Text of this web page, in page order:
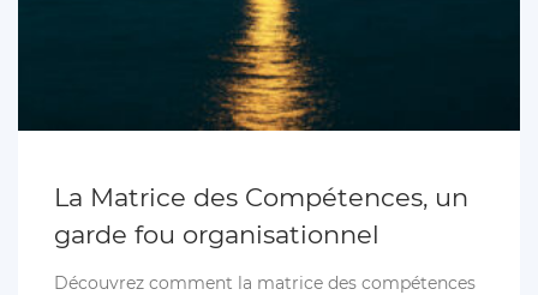
La Matrice des Compétences, un
garde fou organisationnel
Découvrez comment la matrice des compétences